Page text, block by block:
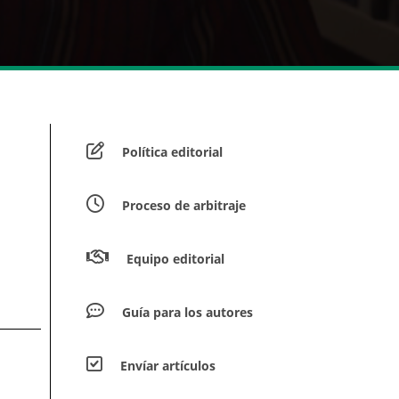
Política editorial
Proceso de arbitraje
Equipo editorial
Guía para los autores
Envíar artículos